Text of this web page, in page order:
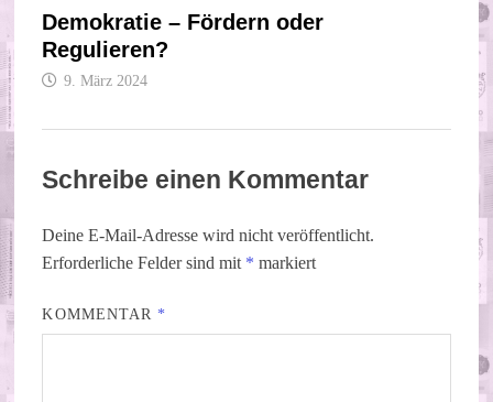
Demokratie – Fördern oder
Regulieren?
9. März 2024
Schreibe einen Kommentar
Deine E-Mail-Adresse wird nicht veröffentlicht.
Erforderliche Felder sind mit * markiert
KOMMENTAR *